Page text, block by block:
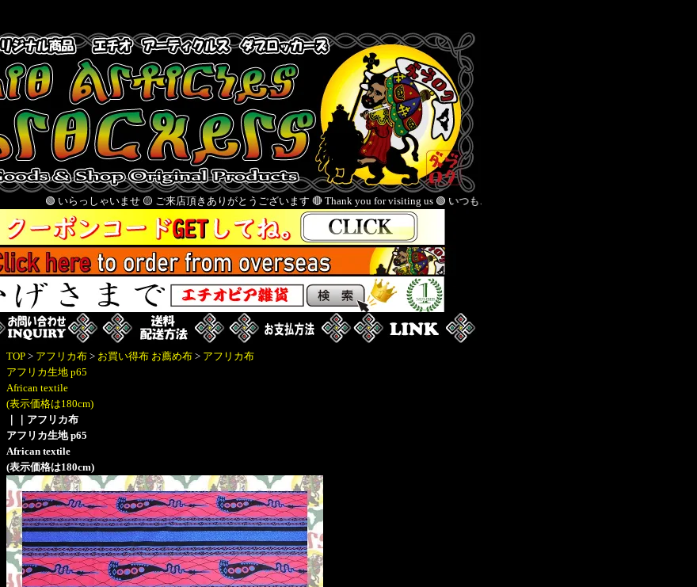
🟢 いらっしゃいませ 🟡 ご来店頂きありがとうございます 🔴 Thank you for visiting us 🟢 いつもご愛顧いただきありがとうございます 🟡Thank you for
TOP > アフリカ布 > お買い得布 お薦め布 > アフリカ布
アフリカ生地 p65
African textile
(表示価格は180cm)
｜アフリカ布
アフリカ生地 p65
African textile
(表示価格は180cm)